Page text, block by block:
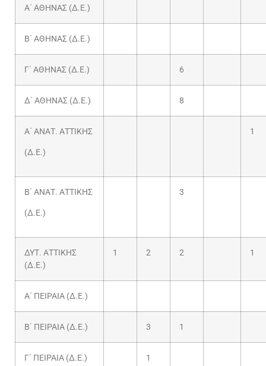
Α΄ ΑΘΗΝΑΣ (Δ.Ε.)
Β΄ ΑΘΗΝΑΣ (Δ.Ε.)
Γ΄ ΑΘΗΝΑΣ (Δ.Ε.) 6
Δ΄ ΑΘΗΝΑΣ (Δ.Ε.) 8
Α΄ ΑΝΑΤ. ΑΤΤΙΚΗΣ
(Δ.Ε.)
1
Β΄ ΑΝΑΤ. ΑΤΤΙΚΗΣ
(Δ.Ε.)
3
ΔΥΤ. ΑΤΤΙΚΗΣ
(Δ.Ε.)
1 2 2 1
Α΄ ΠΕΙΡΑΙΑ (Δ.Ε.)
Β΄ ΠΕΙΡΑΙΑ (Δ.Ε.) 3 1
Γ΄ ΠΕΙΡΑΙΑ (Δ.Ε.) 1